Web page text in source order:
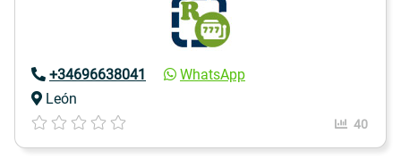
+34696638041
WhatsApp
León
40